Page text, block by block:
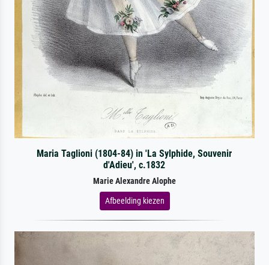
Maria Taglioni (1804-84) in 'La Sylphide, Souvenir
d'Adieu', c.1832
Marie Alexandre Alophe
Afbeelding kiezen